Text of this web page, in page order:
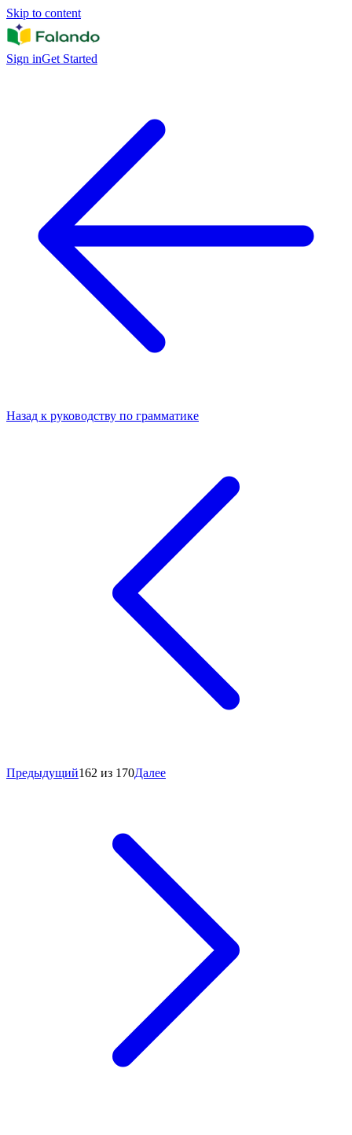
Skip to content
Sign inGet Started
Назад к руководству по грамматике
Предыдущий162 из 170Далее